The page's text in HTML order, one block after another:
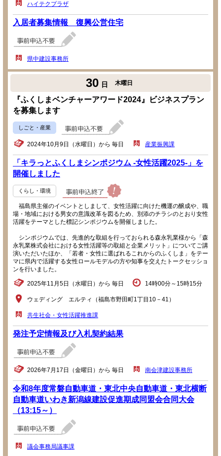
ハイテクプラザ
入居者募集情報 復興公営住宅
県中建設事務所
30 日 木曜日
『ふくしまベンチャーアワード2024』ビジネスプラン
を募集します
しごと・産業
2024年10月9日（水曜日）から 毎日 産業振興課
「キラっとふくしまシンポジウム -女性活躍2025-」を
開催しました
くらし・環境
福島県主催のイベントとしまして、女性活躍に向けた機運の醸成や、職
場・地域における男女の意識改革を図るため、別添のチラシのとおり女性
活躍をテーマとした標記シンポジウムを開催しました。
シンポジウムでは、先進的な取組を行っておられる森永乳業様から「森
永乳業株式会社における女性活躍等の取組と企業メリット」についてご講
演いただいたほか、「若者・女性に選ばれるこれからのふくしま」をテー
マに県内で活躍する女性ロールモデルの方や知事を交えたトークセッショ
ンを行いました。
2025年11月5日（水曜日）から 毎日 14時00分～15時15分
ウェディング エルティ（福島市野田町1丁目10－41）
共生社会・女性活躍推進課
発注予定情報及び入札契約結果
2026年7月17日（金曜日）から 毎日 南会津建設事務所
令和8年度常磐自動車道・東北中央自動車道・東北横断
自動車道いわき新潟線建設促進期成同盟会合同大会
（13:15～）
議会事務局議事課